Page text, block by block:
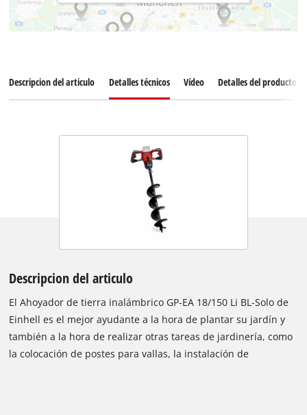
Descripcion del articulo Detalles técnicos Vídeo Detalles del producto
Descripcion del articulo
El Ahoyador de tierra inalámbrico GP-EA 18/150 Li BL-Solo de
Einhell es el mejor ayudante a la hora de plantar su jardín y
también a la hora de realizar otras tareas de jardinería, como
la colocación de postes para vallas, la instalación de